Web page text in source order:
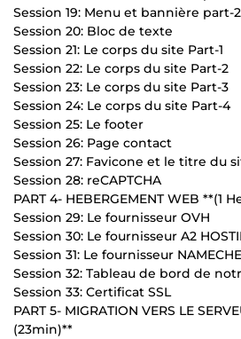
Session 19: Menu et bannière part-2
Session 20: Bloc de texte
Session 21: Le corps du site Part-1
Session 22: Le corps du site Part-2
Session 23: Le corps du site Part-3
Session 24: Le corps du site Part-4
Session 25: Le footer
Session 26: Page contact
Session 27: Favicone et le titre du
Session 28: reCAPTCHA
PART 4- HEBERGEMENT WEB **(1
Session 29: Le fournisseur OVH
Session 30: Le fournisseur A2
Session 31: Le fournisseur
Session 32: Tableau de bord de
Session 33: Certificat SSL
PART 5- MIGRATION VERS LE
(23min)**